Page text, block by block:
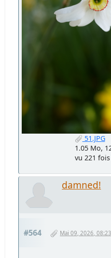
51.JPG
1.05 Mo,
vu 221 fois
damned!
#564 Mai 09, 2026,